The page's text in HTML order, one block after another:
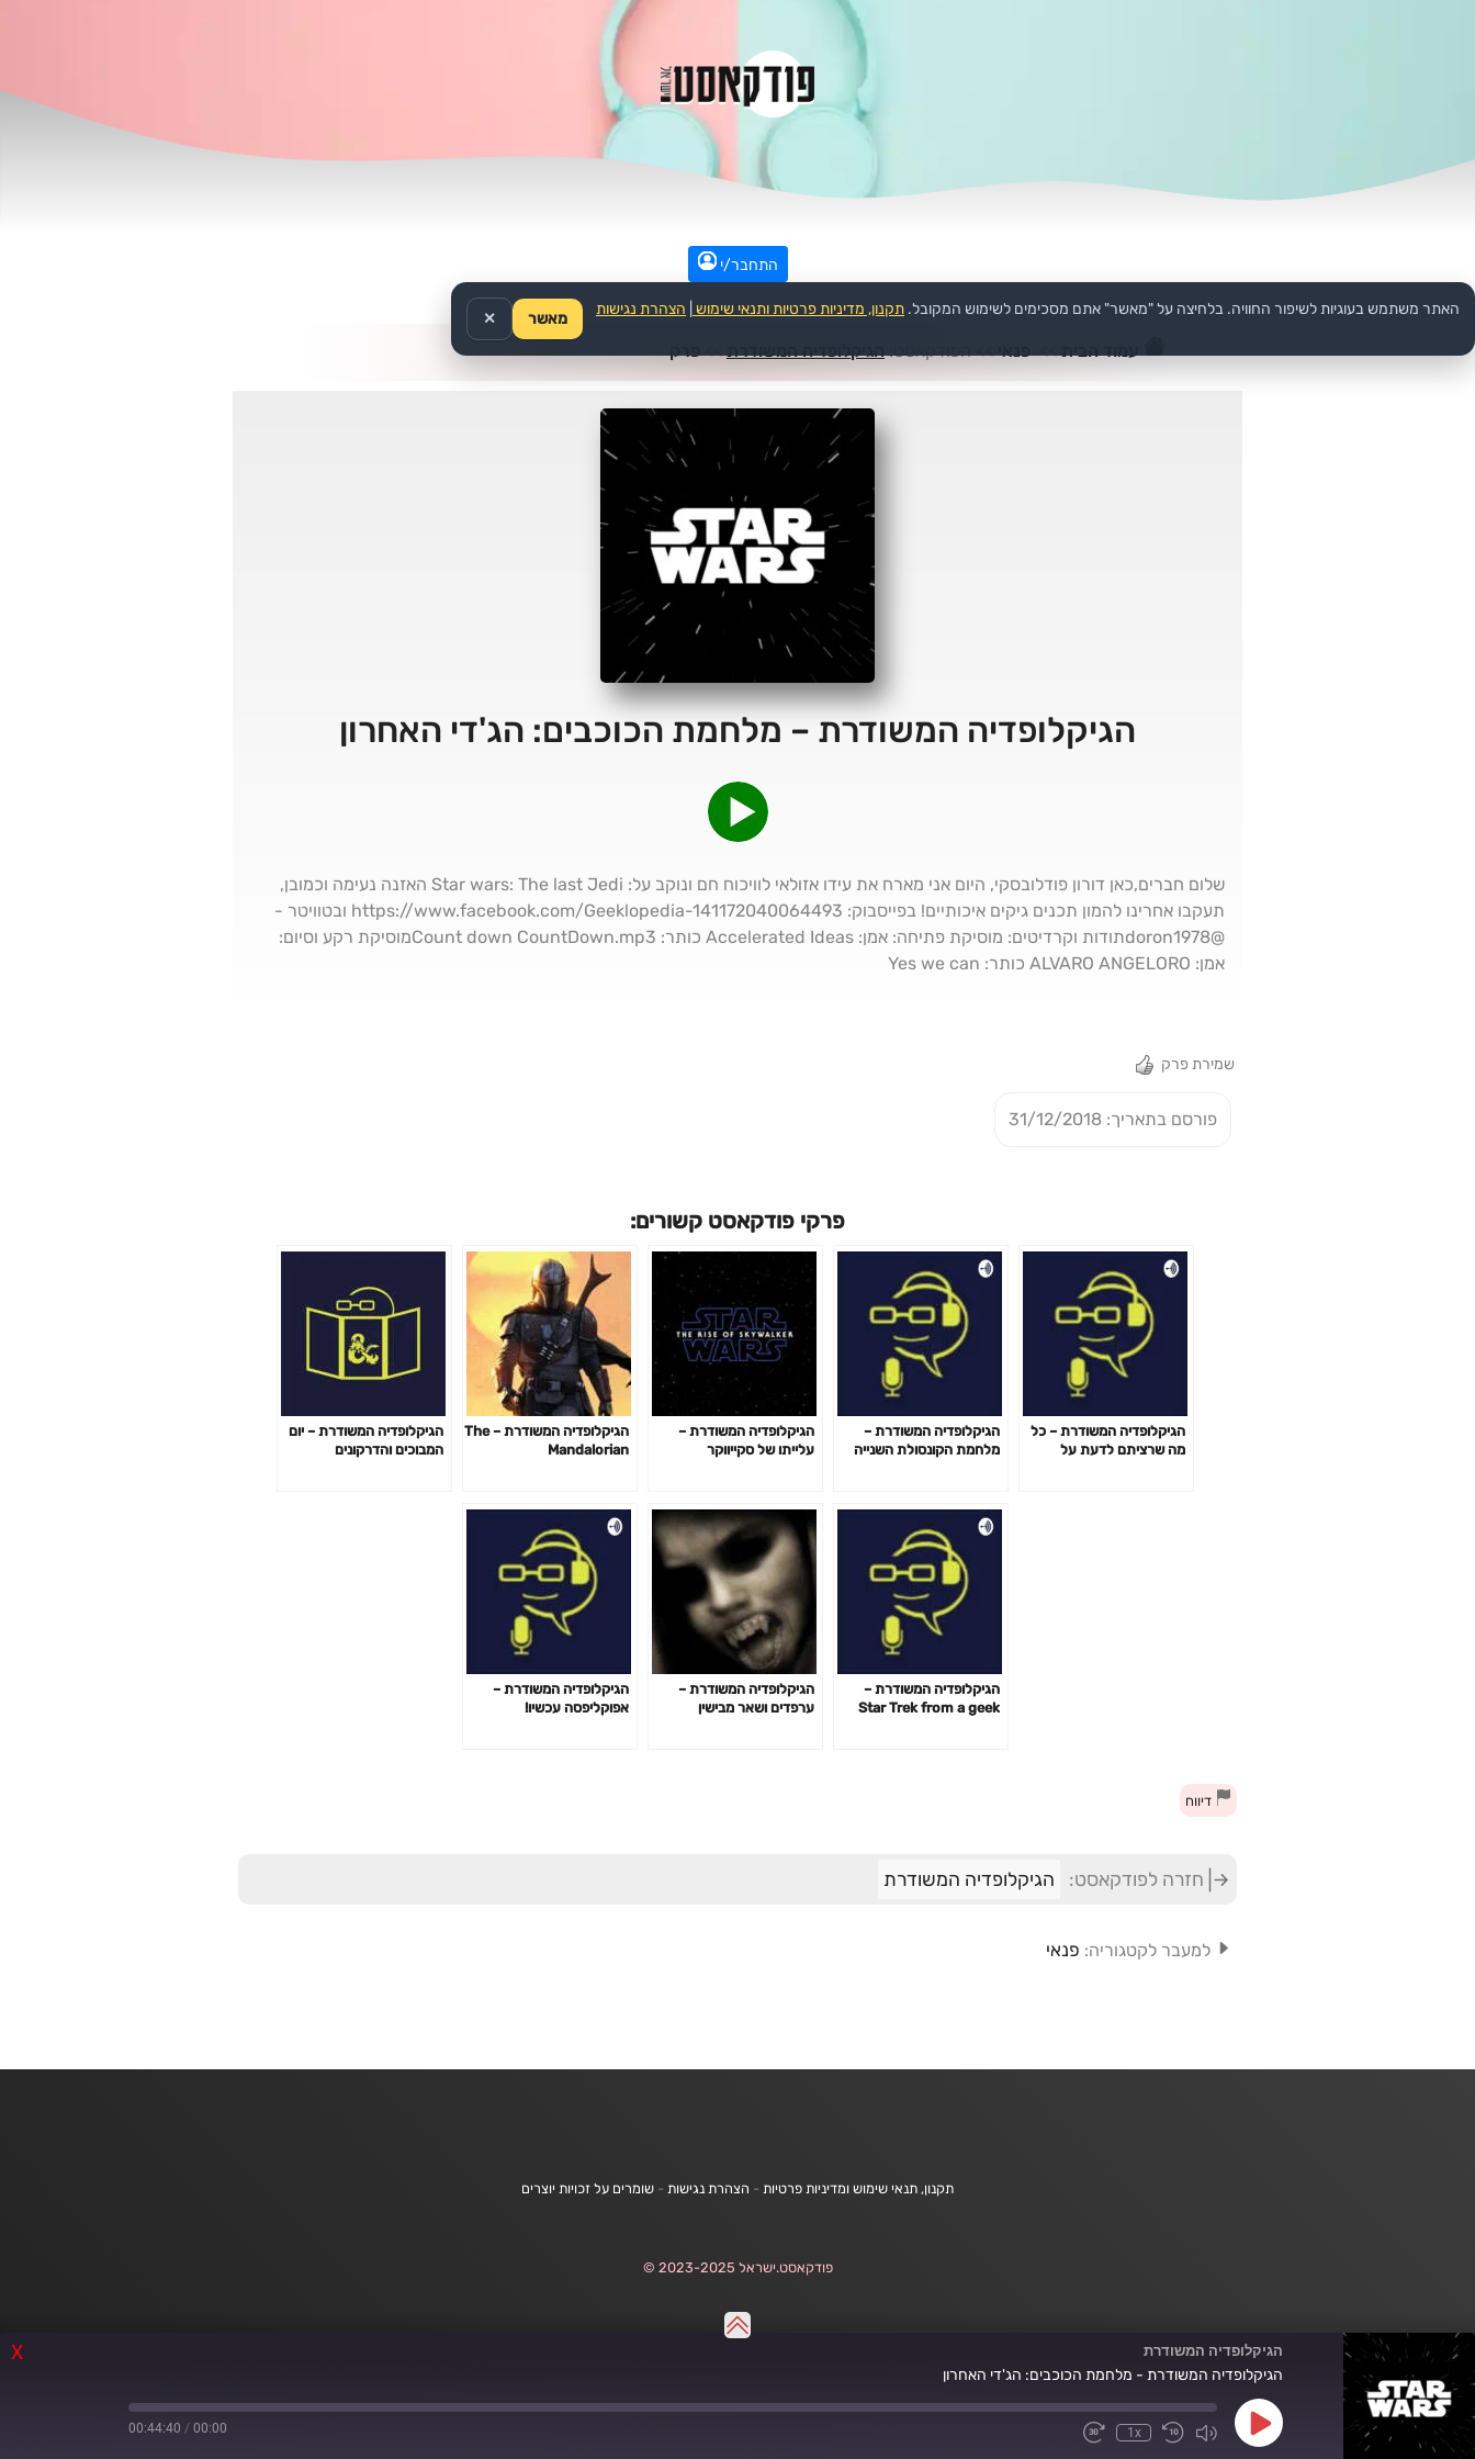
התחבר/י
עמוד הבית >> פנאי >>הפודקאסט: הגיקלופדיה המשודרת >>פרק
הגיקלופדיה המשודרת – מלחמת הכוכבים: הג'די האחרון
X הגיקלופדיה המשודרת
הגיקלופדיה המשודרת - מלחמת הכוכבים: הג'די האחרון
Play
Episode
Mute/Unmute
Rewind
1x
Fast
00:00
/
00:44:40
שלום חברים,כאן דורון פודלובסקי, היום אני מארח את עידו אזולאי לוויכוח חם ונוקב על: Star wars: The last Jedi האזנה נעימה וכמובן,
תעקבו אחרינו להמון תכנים גיקים איכותיים! בפייסבוק: https://www.facebook.com/Geeklopedia-141172040064493 ובטוויטר -
@doron1978תודות וקרדיטים: מוסיקת פתיחה: אמן: Accelerated Ideas כותר: Count down CountDown.mp3מוסיקת רקע וסיום:
אמן: ALVARO ANGELORO כותר: Yes we can
שמירת פרק
פורסם בתאריך: 31/12/2018
פרקי פודקאסט קשורים:
הגיקלופדיה המשודרת – כל
מה שרציתם לדעת על
הגיקלופדיה המשודרת –
מלחמת הקונסולת השנייה
הגיקלופדיה המשודרת –
עלייתו של סקייווקר
הגיקלופדיה המשודרת – The
Mandalorian
הגיקלופדיה המשודרת – יום
המבוכים והדרקונים
הגיקלופדיה המשודרת –
Star Trek from a geek
הגיקלופדיה המשודרת –
ערפדים ושאר מבישין
הגיקלופדיה המשודרת –
אפוקליפסה עכשיו!
דיווח
חזרה לפודקאסט: הגיקלופדיה המשודרת
למעבר לקטגוריה: פנאי
תקנון, תנאי שימוש ומדיניות פרטיות - הצהרת נגישות - שומרים על זכויות יוצרים
פודקאסט.ישראל 2023-2025 ©
האתר משתמש בעוגיות לשיפור החוויה. בלחיצה על "מאשר" אתם מסכימים לשימוש המקובל. תקנון, מדיניות פרטיות ותנאי שימוש הצהרת נגישות
מאשר ✕